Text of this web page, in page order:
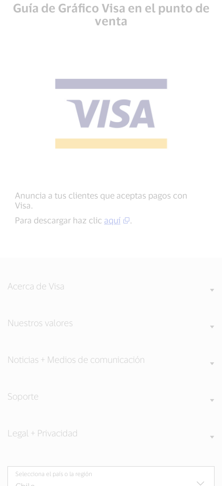
Guía de Gráfico Visa en el punto de
venta
Anuncia a tus clientes que aceptas pagos con
Visa.
Para descargar haz clic aquí .
Acerca de Visa
Nuestros valores
Noticias + Medios de comunicación
Soporte
Legal + Privacidad
Selecciona el país o la región